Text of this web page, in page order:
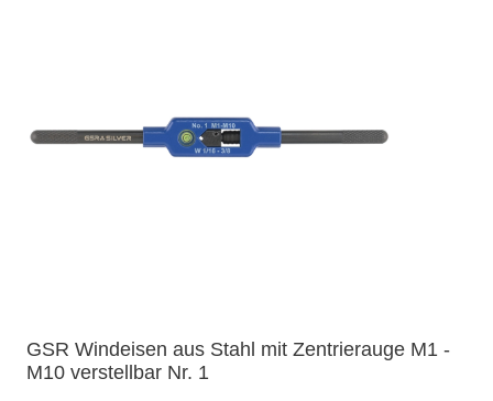
GSR Windeisen aus Stahl mit Zentrierauge M1 -
M10 verstellbar Nr. 1